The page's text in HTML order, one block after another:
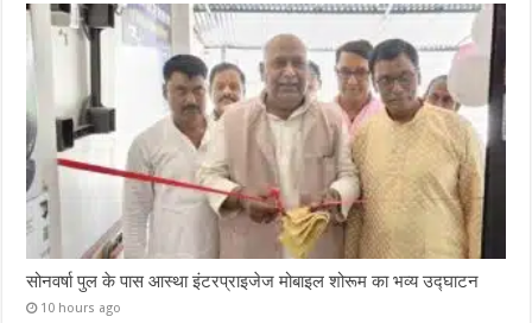
सोनवर्षा पुल के पास आस्था इंटरप्राइजेज मोबाइल शोरूम का भव्य उद्घाटन
10 hours ago